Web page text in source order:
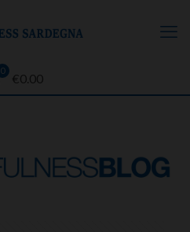
0
€0.00